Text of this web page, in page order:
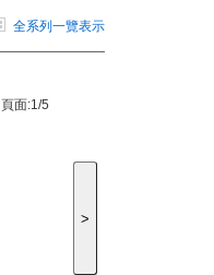
全系列一覽表示
頁面:1/5
>